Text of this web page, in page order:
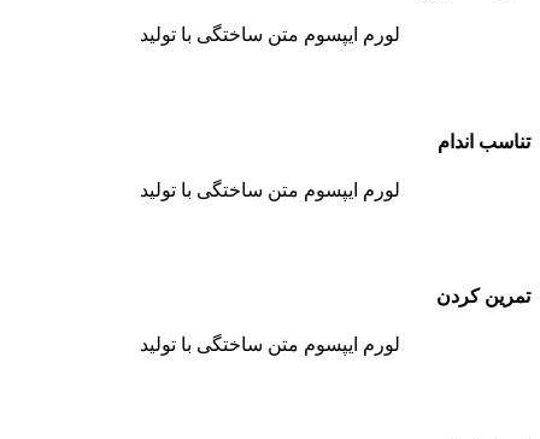
لورم ایپسوم متن ساختگی با تولید
تناسب اندام
لورم ایپسوم متن ساختگی با تولید
تمرین کردن
لورم ایپسوم متن ساختگی با تولید